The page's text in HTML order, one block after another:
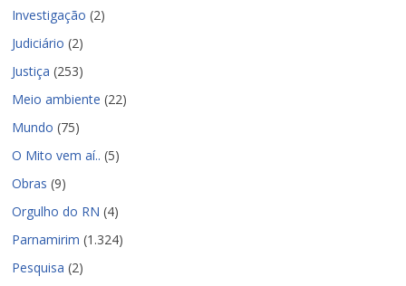
Investigação (2)
Judiciário (2)
Justiça (253)
Meio ambiente (22)
Mundo (75)
O Mito vem aí.. (5)
Obras (9)
Orgulho do RN (4)
Parnamirim (1.324)
Pesquisa (2)